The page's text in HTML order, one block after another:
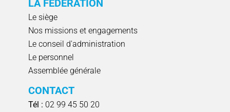
LA FÉDÉRATION
Le siège
Nos missions et engagements
Le conseil d'administration
Le personnel
Assemblée générale
CONTACT
Tél : 02 99 45 50 20